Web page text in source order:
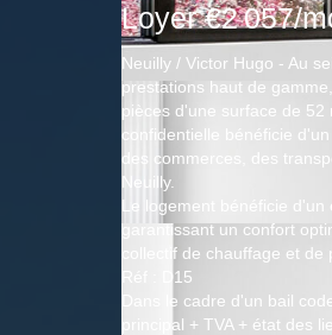
Loyer €2 057/
Neuilly / Victor Hugo - Au
prestations haut de
pièces d'une surface de 52
confidentielle bénéficie
des commerces, des
Neuilly.
Le logement bénéficie d'un
garantissant un confort
collectif de chauffage et
Réf : D15
Dans le cadre d'un bail
principal + TVA + état des